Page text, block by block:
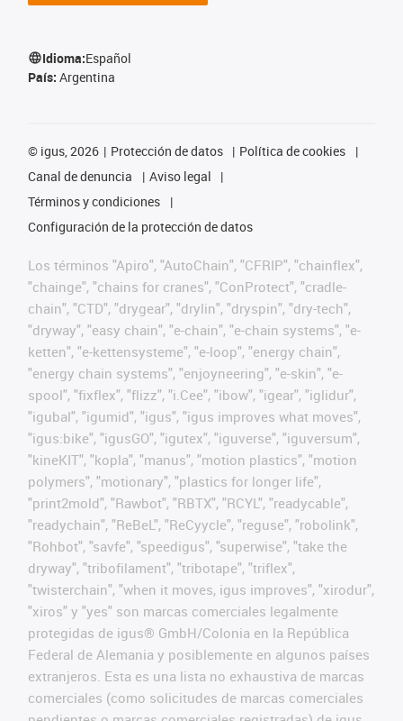
Idioma:Español
País: Argentina
© igus, 2026 Protección de datos
Política de cookies
Canal de denuncia
Aviso legal
Términos y condiciones
Configuración de la protección de datos
Los términos "Apiro", "AutoChain", "CFRIP", "chainflex",
"chainge", "chains for cranes", "ConProtect", "cradle-
chain", "CTD", "drygear", "drylin", "dryspin", "dry-tech",
"dryway", "easy chain", "e-chain", "e-chain systems", "e-
ketten", "e-kettensysteme", "e-loop", "energy chain",
"energy chain systems", "enjoyneering", "e-skin", "e-
spool", "fixflex", "flizz", "i.Cee", "ibow", "igear", "iglidur",
"igubal", "igumid", "igus", "igus improves what moves",
"igus:bike", "igusGO", "igutex", "iguverse", "iguversum",
"kineKIT", "kopla", "manus", "motion plastics", "motion
polymers", "motionary", "plastics for longer life",
"print2mold", "Rawbot", "RBTX", "RCYL", "readycable",
"readychain", "ReBeL", "ReCyycle", "reguse", "robolink",
"Rohbot", "savfe", "speedigus", "superwise", "take the
dryway", "tribofilament", "tribotape", "triflex",
"twisterchain", "when it moves, igus improves", "xirodur",
"xiros" y "yes" son marcas comerciales legalmente
protegidas de igus® GmbH/Colonia en la República
Federal de Alemania y posiblemente en algunos países
extranjeros. Esta es una lista no exhaustiva de marcas
comerciales (como solicitudes de marcas comerciales